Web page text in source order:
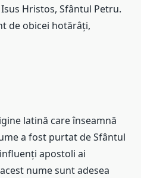
Hristos, Sfântul Petru.
de obicei hotărâți,
latină care înseamnă
a fost purtat de Sfântul
apostoli ai
nume sunt adesea